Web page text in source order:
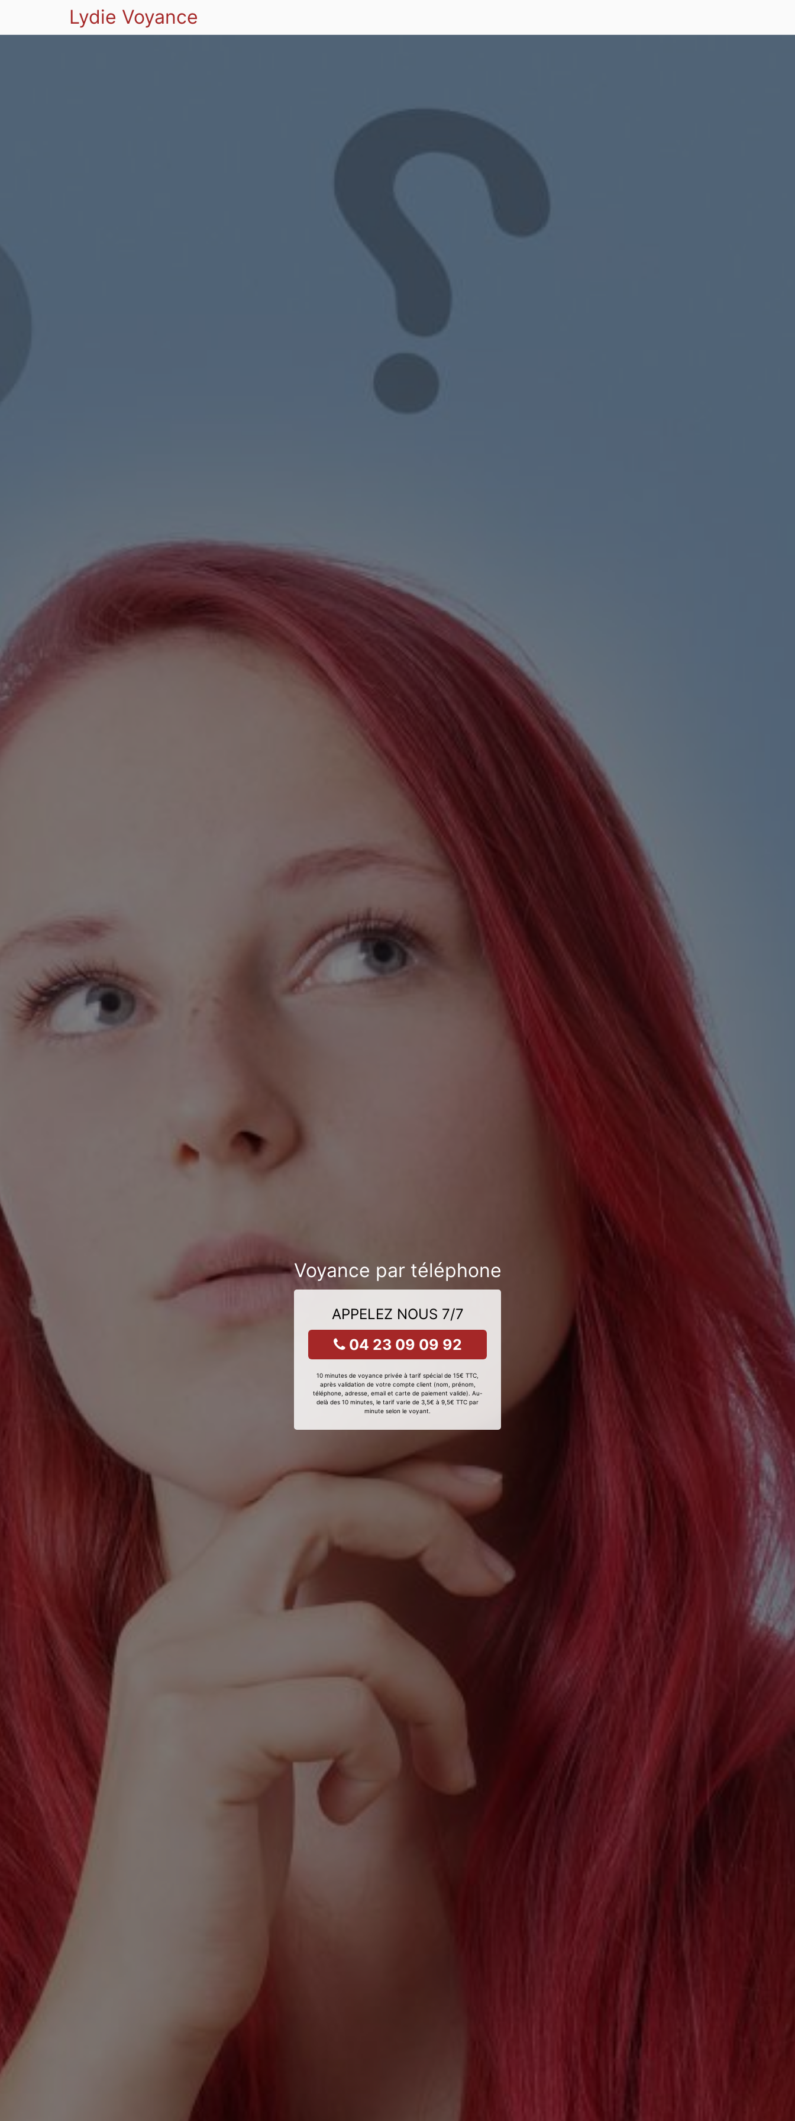
Lydie Voyance
Voyance par téléphone
APPELEZ NOUS 7/7
04 23 09 09 92
10 minutes de voyance privée à tarif spécial de 15€ TTC,
après validation de votre compte client (nom, prénom,
téléphone, adresse, email et carte de paiement valide). Au-
delà des 10 minutes, le tarif varie de 3,5€ à 9,5€ TTC par
minute selon le voyant.